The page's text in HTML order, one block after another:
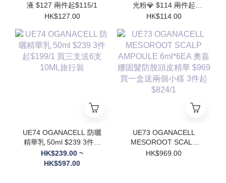
液 $127 兩件起$115/1
HK$127.00
光粉💎 $114 兩件起
$102/1
HK$114.00
UE74 OGANACELL 防曬
精華乳 50ml $239 3件起
$199/1 買三支送6支
10ML旅行裝
HK$239.00 ~
HK$597.00
UE73 OGANACELL
MESOROOT SCALP
AMPOULE 6ml*6EA 奧
HK$969.00